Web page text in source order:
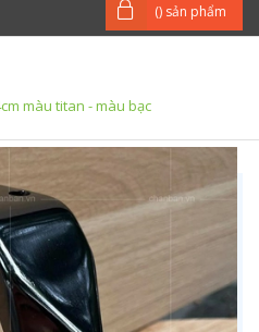
() sản phẩm
màu titan - màu bạc